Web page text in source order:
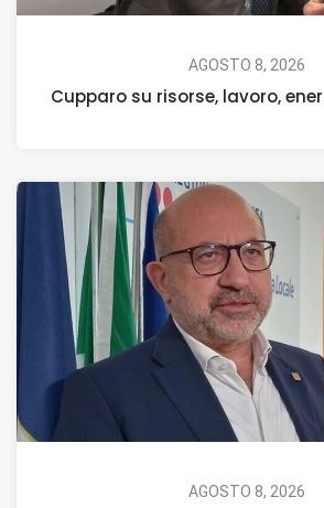
AGOSTO 8, 2026
Cupparo su risorse, lavoro,
AGOSTO 8, 2026